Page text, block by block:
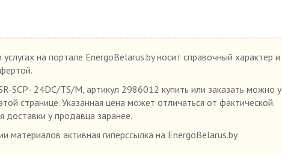
на портале EnergoBelarus.by носит справочный характер и
SCP- 24DC/TS/M, артикул 2986012 купить или заказать можно у
странице. Указанная цена может отличаться от фактической.
доставки у продавца заранее.
материалов активная гиперссылка на EnergoBelarus.by